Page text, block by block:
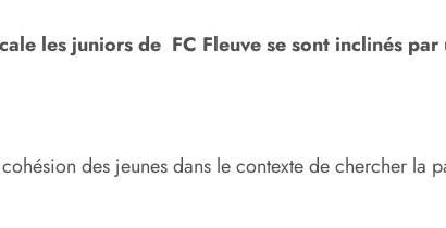
les juniors de FC Fleuve se sont inclinés par
des jeunes dans le contexte de chercher la